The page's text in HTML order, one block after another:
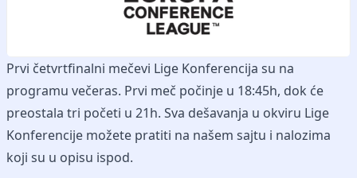
Prvi četvrtfinalni mečevi Lige Konferencija su na
programu večeras. Prvi meč počinje u 18:45h, dok će
preostala tri početi u 21h. Sva dešavanja u okviru Lige
Konferencije možete pratiti na našem sajtu i nalozima
koji su u opisu ispod.